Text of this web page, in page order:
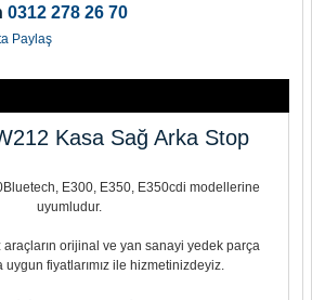
0312 278 26 70
Paylaş
Kasa Sağ Arka Stop
E300, E350, E350cdi modellerine
uyumludur.
orijinal ve yan sanayi yedek parça
uygun fiyatlarımız ile hizmetinizdeyiz.